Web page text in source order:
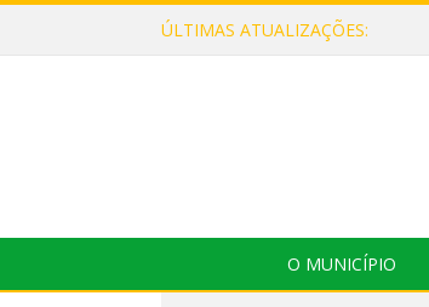
ÚLTIMAS ATUALIZAÇÕES:
O MUNICÍPIO